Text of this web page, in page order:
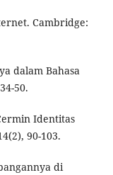
Cambridge:
dalam Bahasa
50.
Identitas
90-103.
di